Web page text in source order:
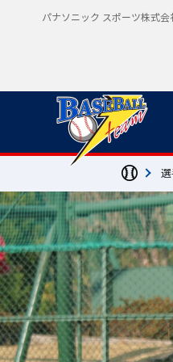
パナソニック スポーツ株式